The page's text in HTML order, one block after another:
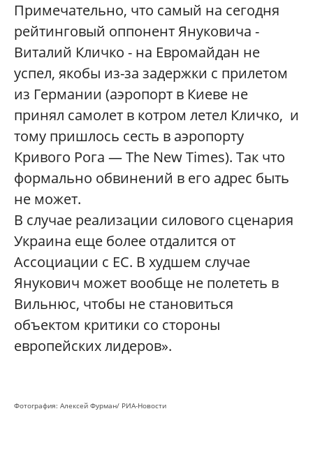
Примечательно, что самый на сегодня
рейтинговый оппонент Януковича -
Виталий Кличко - на Евромайдан не
успел, якобы из-за задержки с прилетом
из Германии (аэропорт в Киеве не
принял самолет в котром летел Кличко, и
тому пришлось сесть в аэропорту
Кривого Рога — The New Times). Так что
формально обвинений в его адрес быть
не может.
В случае реализации силового сценария
Украина еще более отдалится от
Ассоциации с ЕС. В худшем случае
Янукович может вообще не полететь в
Вильнюс, чтобы не становиться
объектом критики со стороны
европейских лидеров».
Фотография: Алексей Фурман/ РИА-Новости